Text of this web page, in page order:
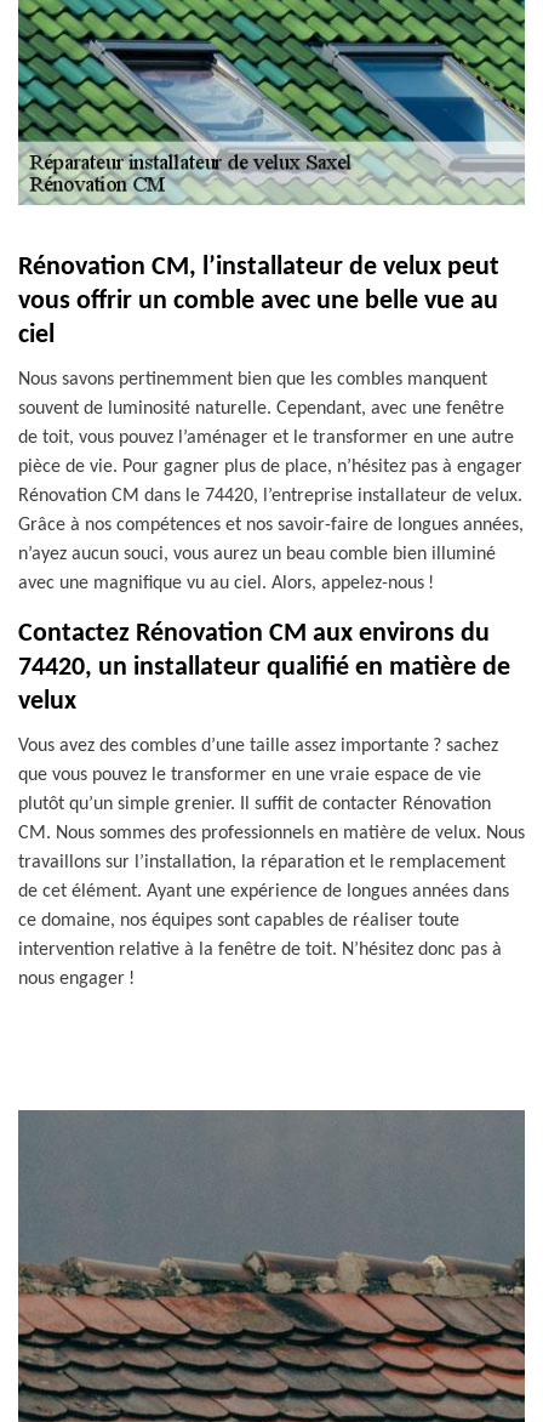
Rénovation CM, l’installateur de velux peut
vous offrir un comble avec une belle vue au
ciel
Nous savons pertinemment bien que les combles manquent
souvent de luminosité naturelle. Cependant, avec une fenêtre
de toit, vous pouvez l’aménager et le transformer en une autre
pièce de vie. Pour gagner plus de place, n’hésitez pas à engager
Rénovation CM dans le 74420, l’entreprise installateur de velux.
Grâce à nos compétences et nos savoir-faire de longues années,
n’ayez aucun souci, vous aurez un beau comble bien illuminé
avec une magnifique vu au ciel. Alors, appelez-nous !
Contactez Rénovation CM aux environs du
74420, un installateur qualifié en matière de
velux
Vous avez des combles d’une taille assez importante ? sachez
que vous pouvez le transformer en une vraie espace de vie
plutôt qu’un simple grenier. Il suffit de contacter Rénovation
CM. Nous sommes des professionnels en matière de velux. Nous
travaillons sur l’installation, la réparation et le remplacement
de cet élément. Ayant une expérience de longues années dans
ce domaine, nos équipes sont capables de réaliser toute
intervention relative à la fenêtre de toit. N’hésitez donc pas à
nous engager !